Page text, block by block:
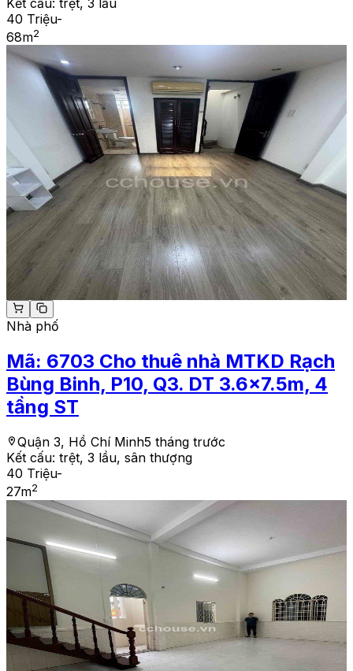
Kết cấu: trệt, 3 lầu
40 Triệu-
68m2
Nhà phố
Mã: 6703 Cho thuê nhà MTKD Rạch
Bùng Binh, P10, Q3. DT 3.6x7.5m, 4
tầng ST
Quận 3, Hồ Chí Minh5 tháng trước
Kết cấu: trệt, 3 lầu, sân thượng
40 Triệu-
27m2